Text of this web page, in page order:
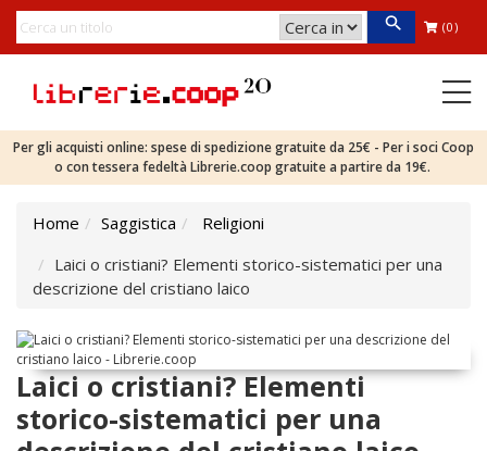
(0)
Per gli acquisti online: spese di spedizione gratuite da 25€ - Per i soci Coop
o con tessera fedeltà Librerie.coop gratuite a partire da 19€.
Home Saggistica
Religioni
Laici o cristiani? Elementi storico-sistematici per una
descrizione del cristiano laico
Laici o cristiani? Elementi
storico-sistematici per una